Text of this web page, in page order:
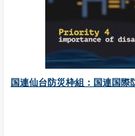
国連仙台防災枠組：国連国際